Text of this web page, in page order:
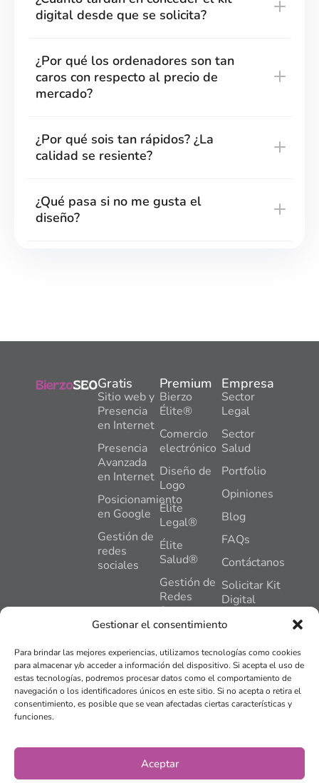
Gestionar el consentimiento
Para brindar las mejores experiencias, utilizamos tecnologías como cookies
para almacenar y/o acceder a información del dispositivo. Si acepta el uso de
estas tecnologías, podremos procesar datos como el comportamiento de
navegación o los identificadores únicos en este sitio. Si no acepta o retira el
consentimiento, es posible que se vean afectadas ciertas características y
funciones.
Aceptar
digital desde que se solicita?
¿Por qué los ordenadores son tan
caros con respecto al precio de
mercado?
¿Por qué sois tan rápidos? ¿La
calidad se resiente?
¿Qué pasa si no me gusta el
diseño?
Gratis
Sitio web y
Presencia
en Internet
Presencia
Avanzada
en Internet
Posicionamiento
en Google
Gestión de
redes
sociales
Premium
Bierzo
Élite®
Comercio
electrónico
Diseño de
Logo
Élite
Legal®
Élite
Salud®
Gestión de
Redes
Sociales
Hosting +
Mantenimiento
Web
Plan
Impulso®
Empresa
Sector
Legal
Sector
Salud
Portfolio
Opiniones
Blog
FAQs
Contáctanos
Solicitar Kit
Digital
Pl,1,
Oficina 2,
24402,
Ponferrada,
© 2015 -2026BIERZO
SEO Y MARKETING SLU.
Todos los derechos